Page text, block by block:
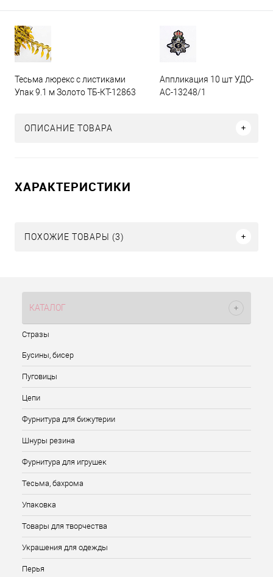
Тесьма люрекс с листиками
Упак 9.1 м Золото ТБ-КТ-12863
Аппликация 10 шт УДО-
АС-13248/1
ОПИСАНИЕ ТОВАРА
ХАРАКТЕРИСТИКИ
ПОХОЖИЕ ТОВАРЫ (3)
КАТАЛОГ
Стразы
Бусины, бисер
Пуговицы
Цепи
Фурнитура для бижутерии
Шнуры резина
Фурнитура для игрушек
Тесьма, бахрома
Упаковка
Товары для творчества
Украшения для одежды
Перья